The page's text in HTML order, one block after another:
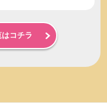
コチラ